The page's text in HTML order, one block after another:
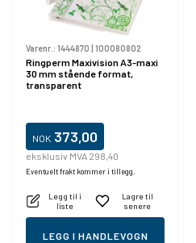
Varenr.: 1444870 | 100080802
Ringperm Maxivision A3-maxi
30 mm stående format,
transparent
NOK 373,00
eksklusiv MVA 298,40
Eventuelt frakt kommer i tillegg.
Legg til i
liste
Lagre til
senere
LEGG I HANDLEVOGN